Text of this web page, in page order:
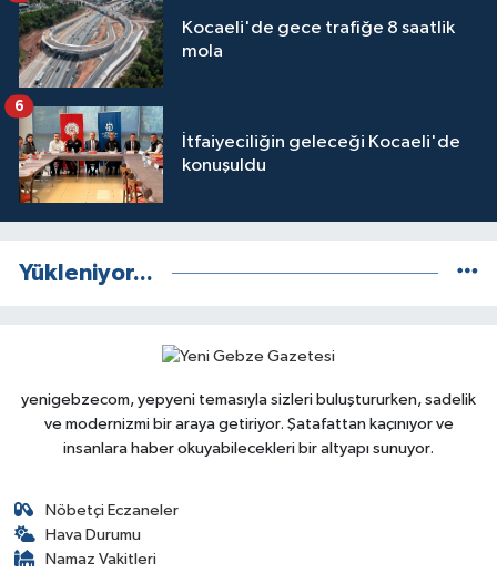
Kocaeli'de gece trafiğe 8 saatlik
mola
İtfaiyeciliğin geleceği Kocaeli'de
konuşuldu
6
Yükleniyor...
yenigebzecom, yepyeni temasıyla sizleri buluştururken, sadelik
ve modernizmi bir araya getiriyor. Şatafattan kaçınıyor ve
insanlara haber okuyabilecekleri bir altyapı sunuyor.
Nöbetçi Eczaneler
Hava Durumu
Namaz Vakitleri